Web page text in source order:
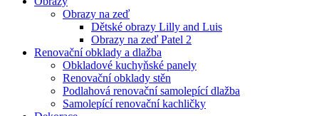
Obrazy na zeď
Dětské obrazy Lilly and Luis
Obrazy na zeď Patel 2
Renovační obklady a dlažba
Obkladové kuchyňské panely
Renovační obklady stěn
Podlahová renovační samolepící dlažba
Samolepící renovační kachličky